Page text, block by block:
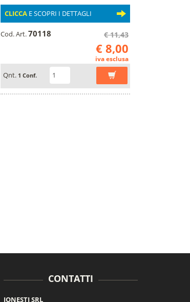
CLICCA E SCOPRI I DETTAGLI
Cod. Art.70118 € 11,43
€ 8,00
iva esclusa
Qnt. 1 Conf.
CONTATTI
JONESTI SRL